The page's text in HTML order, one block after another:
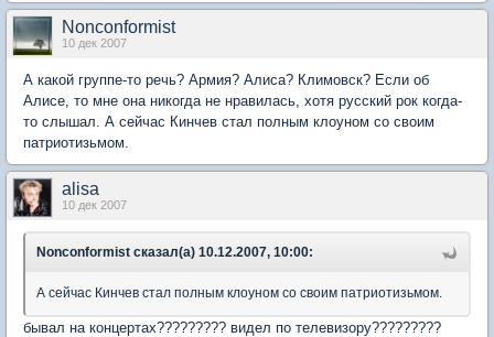
Nonconformist
10 дек 2007
А какой группе-то речь? Армия? Алиса? Климовск? Если об
Алисе, то мне она никогда не нравилась, хотя русский рок когда-
то слышал. А сейчас Кинчев стал полным клоуном со своим
патриотизьмом.
alisa
10 дек 2007
Nonconformist сказал(а) 10.12.2007, 10:00:
А сейчас Кинчев стал полным клоуном со своим патриотизьмом.
бывал на концертах????????? видел по телевизору?????????